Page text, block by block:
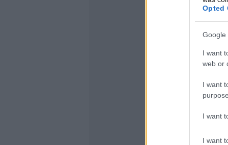
Opted
Google
I want
web or
I want
I want
I want